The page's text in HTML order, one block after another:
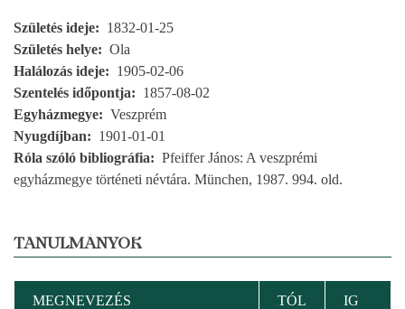
Születés ideje
1832-01-25
Születés helye
Ola
Halálozás ideje
1905-02-06
Szentelés időpontja
1857-08-02
Egyházmegye
Veszprém
Nyugdíjban
1901-01-01
Róla szóló bibliográfia
Pfeiffer János: A veszprémi
egyházmegye történeti névtára. München, 1987. 994. old.
TANULMÁNYOK
MEGNEVEZÉS TÓL IG